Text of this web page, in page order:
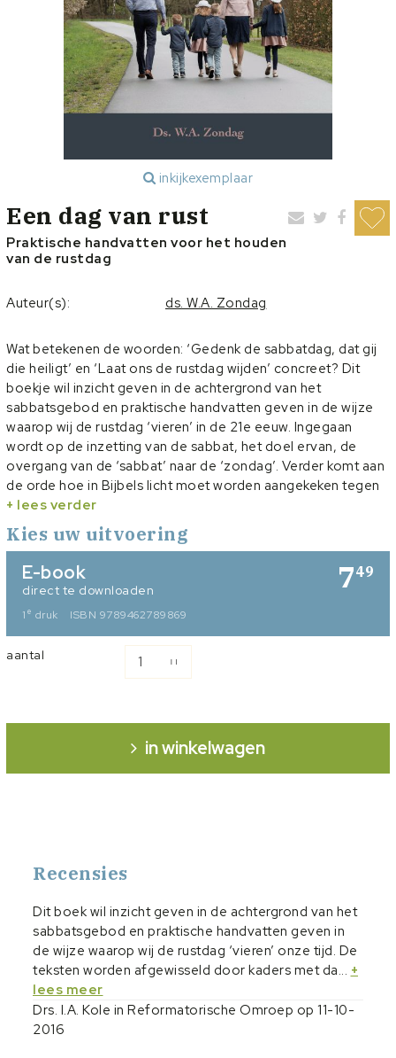
inkijkexemplaar
Een dag van rust
Praktische handvatten voor het houden
van de rustdag
Auteur(s): ds. W.A. Zondag
Wat betekenen de woorden: ‘Gedenk de sabbatdag, dat gij
die heiligt’ en ‘Laat ons de rustdag wijden’ concreet? Dit
boekje wil inzicht geven in de achtergrond van het
sabbatsgebod en praktische handvatten geven in de wijze
waarop wij de rustdag ‘vieren’ in de 21e eeuw. Ingegaan
wordt op de inzetting van de sabbat, het doel ervan, de
overgang van de ‘sabbat’ naar de ‘zondag’. Verder komt aan
de orde hoe in Bijbels licht moet worden aangekeken tegen
‘arbeid’ op zondag en wat ‘heilig rusten’ betekent.
Het boekje heeft een praktische insteek wat betreft de
voorbereiding op de zondagse erediensten en het bijwonen
ervan. Uiteraard komt ter sprake hoe individueel of in het
gezin rond de prediking inhoud kan worden gegeven aan
De teksten worden afgewisseld door kaders met daarin
praktische tips en uitspraken van oudvaders die tot nadenken
stemmen. Een leerzame uitgave, vooral ook voor jongeren.
gereformeerde gemeente te Dordrecht. Eerder was hij
hoogleraar Arbeidsrecht aan de Rijksuniversiteit te
+ lees verder
Kies uw uitvoering
749
E-book
direct te downloaden
1 e druk ISBN 9789462789869
aantal
in winkelwagen
Recensies
Dit boek wil inzicht geven in de achtergrond van het
sabbatsgebod en praktische handvatten geven in
de wijze waarop wij de rustdag ‘vieren’ onze tijd. De
teksten worden afgewisseld door kaders met da... +
lees meer
Drs. I.A. Kole in Reformatorische Omroep op 11-10-
2016